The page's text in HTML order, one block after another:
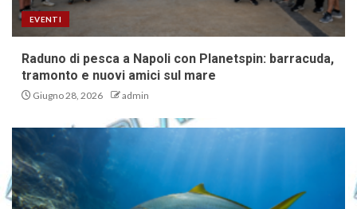
EVENTI
Raduno di pesca a Napoli con Planetspin: barracuda,
tramonto e nuovi amici sul mare
Giugno 28, 2026 admin